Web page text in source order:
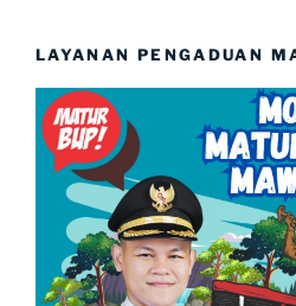
LAYANAN PENGADUAN